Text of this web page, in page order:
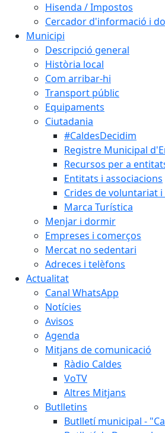
Hisenda / Impostos
Cercador d'informació i
Municipi
Descripció general
Història local
Com arribar-hi
Transport públic
Equipaments
Ciutadania
#CaldesDecidim
Registre Municipal
Recursos per a
Entitats i associacions
Crides de voluntariat
Marca Turística
Menjar i dormir
Empreses i comerços
Mercat no sedentari
Adreces i telèfons
Actualitat
Canal WhatsApp
Notícies
Avisos
Agenda
Mitjans de comunicació
Ràdio Caldes
VoTV
Altres Mitjans
Butlletins
Butlletí municipal -